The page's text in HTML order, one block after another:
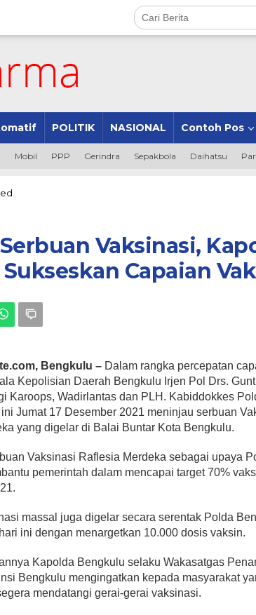
POLITIK NASIONAL Contoh Pos
Mobil PPP Gerindra Sepakbola Daihatsu
Kapolda
Ajak
Masyarakat
Sukseskan
Vaksinasi
70%
Vaksinasi,
Capaian
Bengkulu – Dalam rangka percepatan
Kepolisian Daerah Bengkulu Irjen Pol Drs.
Karoops, Wadirlantas dan PLH. Kabiddokkes
Jumat 17 Desember 2021 meninjau serbuan
yang digelar di Balai Buntar Kota Bengkulu.
Vaksinasi Raflesia Merdeka sebagai upaya
pemerintah dalam mencapai target 70%
massal juga digelar secara serentak Polda
ini dengan menargetkan 10.000 dosis vaksin.
Kapolda Bengkulu selaku Wakasatgas
Bengkulu mengingatkan kepada masyarakat
mendatangi gerai-gerai vaksinasi.
393 Peserta MTQ ke-XXXV Siap
Tempur Rebut Juara Dibuka
Gubernur Rohidin
Di
LEBONG